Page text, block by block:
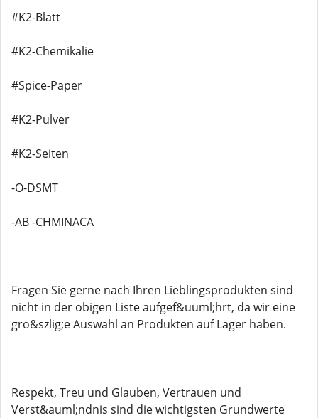
#K2-Blatt
#K2-Chemikalie
#Spice-Paper
#K2-Pulver
#K2-Seiten
-O-DSMT
-AB -CHMINACA
Fragen Sie gerne nach Ihren Lieblingsprodukten sind
nicht in der obigen Liste aufgef&uuml;hrt, da wir eine
gro&szlig;e Auswahl an Produkten auf Lager haben.
Respekt, Treu und Glauben, Vertrauen und
Verst&auml;ndnis sind die wichtigsten Grundwerte